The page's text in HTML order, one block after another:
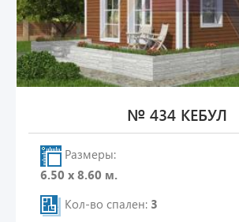
№ 434 КЕБУЛ
Размеры:
6.50 х 8.60 м.
Кол-во спален: 3